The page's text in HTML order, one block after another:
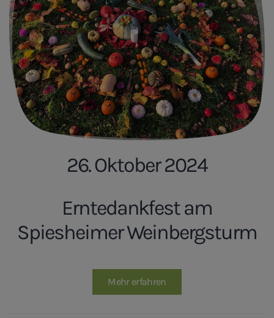
26. Oktober 2024
Erntedankfest am
Spiesheimer Weinbergsturm
Mehr erfahren